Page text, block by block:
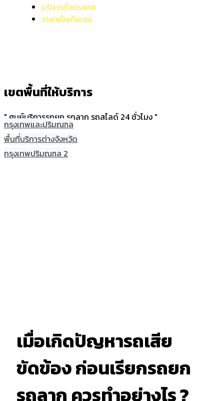
บริการทั่วประเทศ
ราคาเป็นกันเอง
เขตพื้นที่ให้บริการ
" ศูนย์บริการรถยก รถลาก รถสไลด์ 24 ชั่วโมง "
กรุงเทพและปริมณฑล
พื้นที่บริการต่างจังหวัด
กรุงเทพปริมณฑล 2
เมื่อเกิดปัญหารถเสีย
ขัดข้อง ก่อนเรียกรถยก
รถลาก ควรทำอย่างไร ?